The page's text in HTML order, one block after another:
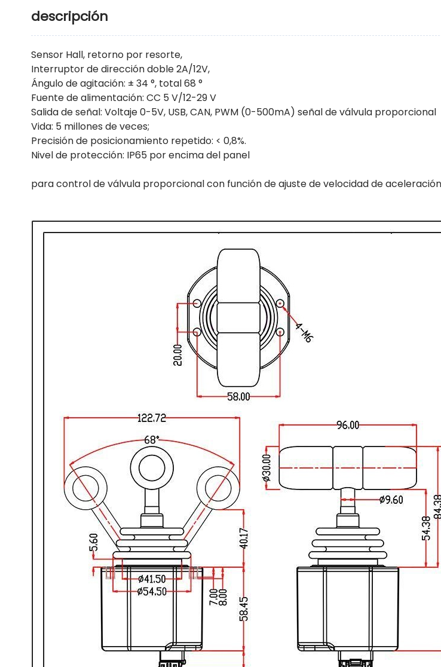
descripción
Sensor Hall, retorno por resorte,
Interruptor de dirección doble 2A/12V,
Ángulo de agitación: ± 34 °, total 68 °
Fuente de alimentación: CC 5 V/12-29 V
Salida de señal: Voltaje 0-5V, USB, CAN, PWM (0-500mA) señal de válvula proporcional
Vida: 5 millones de veces;
Precisión de posicionamiento repetido: < 0,8%.
Nivel de protección: IP65 por encima del panel
para control de válvula proporcional con función de ajuste de velocidad de